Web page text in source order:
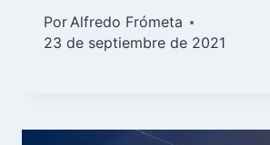
PorAlfredo Frómeta
23 de septiembre de 2021